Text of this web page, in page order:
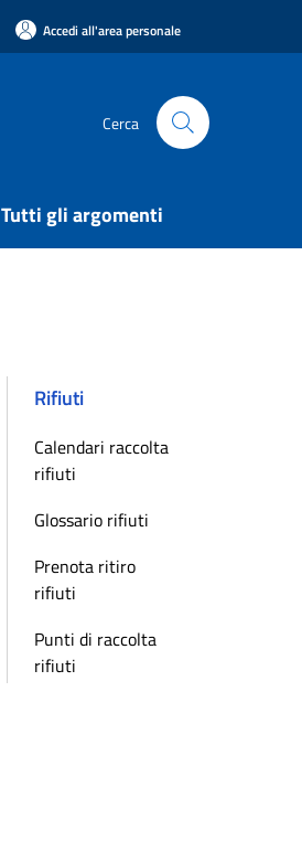
Accedi all'area personale
Cerca
Tutti gli argomenti
Rifiuti
Calendari raccolta
rifiuti
Glossario rifiuti
Prenota ritiro
rifiuti
Punti di raccolta
rifiuti